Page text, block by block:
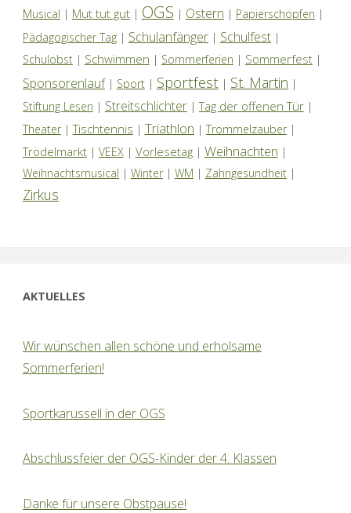
Musical | Mut tut gut| OGS | Ostern | Papierschöpfen |
Pädagogischer Tag| Schulanfänger| Schulfest|
Schulobst| Schwimmen | Sommerferien | Sommerfest|
Sponsorenlauf| Sport| Sportfest | St. Martin |
Stiftung Lesen | Streitschlichter|Tag der offenen Tür|
Theater|Tischtennis | Triathlon | Trommelzauber|
Trödelmarkt| VEEX| Vorlesetag| Weihnachten |
Weihnachtsmusical | Winter| WM | Zahngesundheit|
Zirkus
AKTUELLES
Wir wünschen allen schöne und erholsame
Sommerferien!
Sportkarussell in der OGS
Abschlussfeier der OGS-Kinder der 4. Klassen
Danke für unsere Obstpause!